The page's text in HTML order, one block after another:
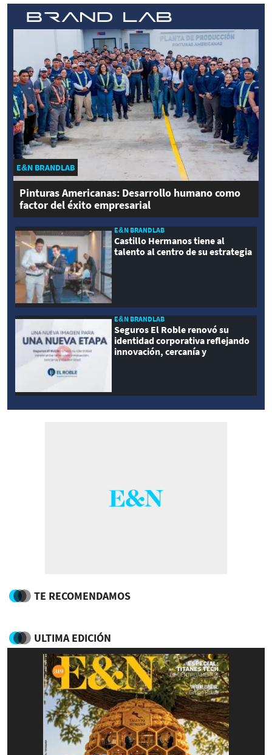
E&N BRANDLAB
Pinturas Americanas: Desarrollo humano como
factor del éxito empresarial
E&N BRANDLAB
Castillo Hermanos tiene al
talento al centro de su estrategia
E&N BRANDLAB
Seguros El Roble renovó su
identidad corporativa reflejando
innovación, cercanía y
TE RECOMENDAMOS
ULTIMA EDICIÓN